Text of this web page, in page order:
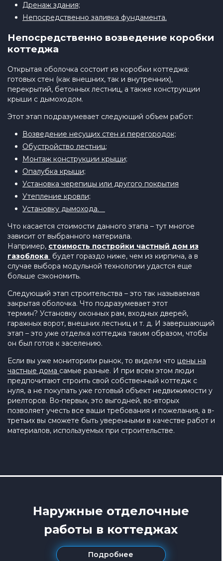
Дренаж здания;
Непосредственно заливка фундамента.
Непосредственно возведение коробки
коттеджа
Открытая оболочка состоит из коробки коттеджа:
готовых стен (как внешних, так и внутренних),
перекрытий, бетонных лестниц, а также конструкции
крыши с дымоходом.
Этот этап подразумевает следующий объем работ:
Возведение несущих стен и перегородок;
Обустройство лестниц;
Монтаж конструкции крыши;
Опалубка крыши;
Установка черепицы или другого покрытия
Утепление кровли;
Установку дымохода.
Что касается стоимости данного этапа – тут многое
зависит от выбранного материала.
Например, стоимость постройки частный дом из
газоблока будет гораздо ниже, чем из кирпича, а в
случае выбора модульной технологии удастся еще
больше сэкономить.
Следующий этап строительства – это так называемая
закрытая оболочка. Что подразумевает этот
термин? Установку оконных рам, входных дверей,
гаражных ворот, внешних лестниц и т. д. И завершающий
этап – это уже отделка коттеджа таким образом, чтобы
он был готов к заселению.
Если вы уже мониторили рынок, то видели что цены на
частные дома самые разные. И при всем этом люди
предпочитают строить свой собственный коттедж с
нуля, а не покупать уже готовый объект недвижимости у
риелторов. Во-первых, это выгодней, во-вторых
позволяет учесть все ваши требования и пожелания, а в-
третьих вы сможете быть уверенными в качестве работ и
материалов, используемых при строительстве.
Наружные отделочные
работы в коттеджах
Подробнее